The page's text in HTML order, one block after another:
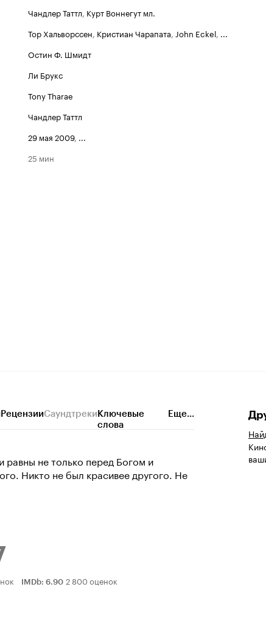
Чандлер Таттл, Курт Воннегут мл.
Тор Хальворссен, Кристиан Чарапата, John Eckel, ...
Остин Ф. Шмидт
Ли Брукс
Tony Tharae
Чандлер Таттл
29 мая 2009, ...
25 мин
РецензииСаундтрекиКлючевые
слова
Еще...
не только перед Богом и
Никто не был красивее другого. Не
IMDb: 6.90 2 800 оценок